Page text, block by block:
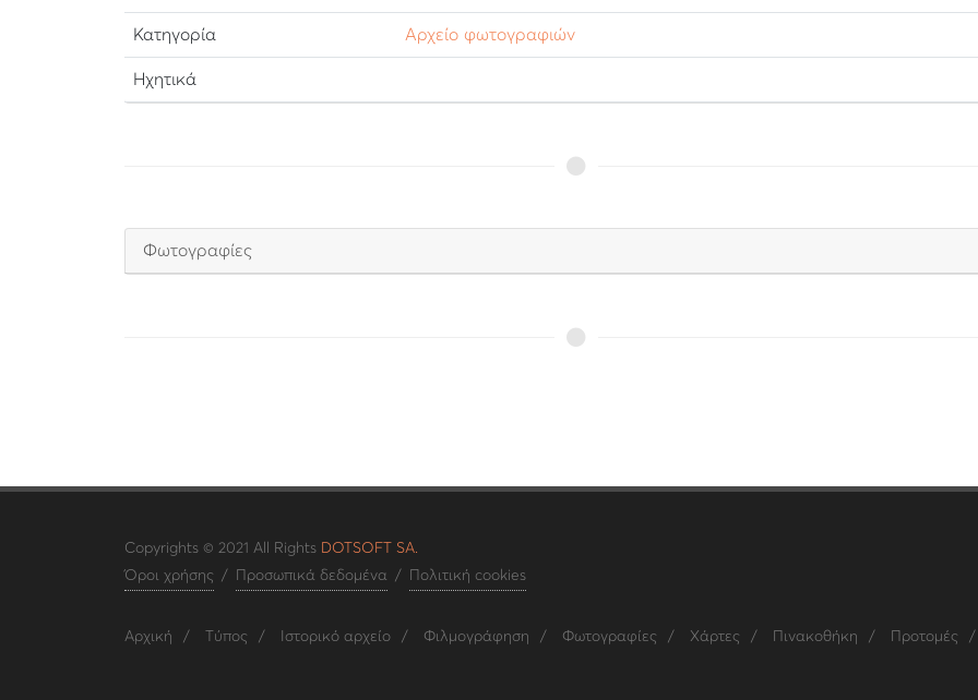
Κατηγορία Αρχείο φωτογραφιών
Ηχητικά
Φωτογραφίες
Copyrights © 2021 All Rights DOTSOFT SA.
Όροι χρήσης / Προσωπικά δεδομένα / Πολιτική cookies
Αρχική / Τύπος / Ιστορικό αρχείο / Φιλμογράφηση / Φωτογραφίες / Χάρτες / Πινακοθήκη / Προτομές